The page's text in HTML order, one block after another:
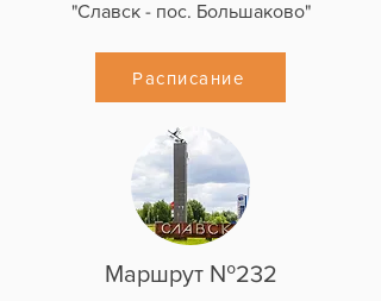
"Славск - пос. Большаково"
Расписание
Маршрут №232